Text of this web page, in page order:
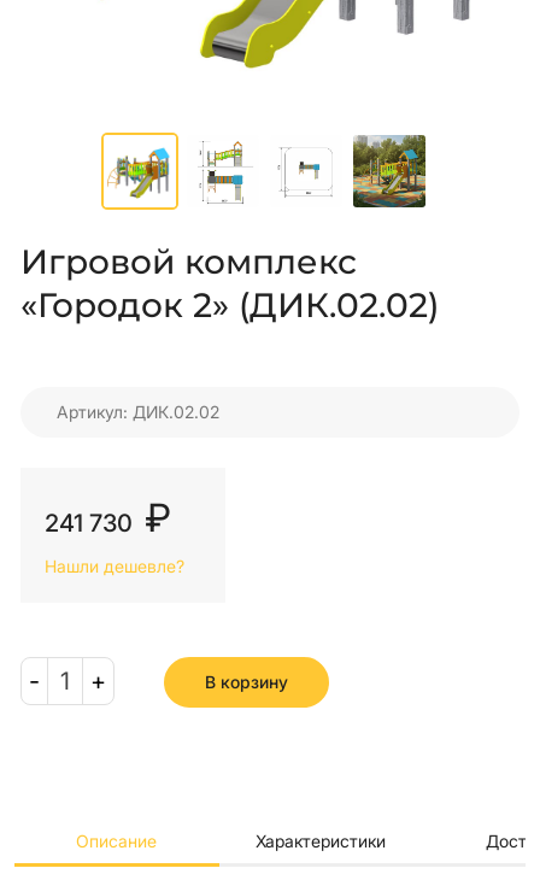
Игровой комплекс
«Городок 2» (ДИК.02.02)
Артикул: ДИК.02.02
241 730 ₽
Нашли дешевле?
- 1 + В корзину
Описание Характеристики